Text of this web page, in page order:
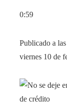
0:59
Publicado a
viernes 10 de